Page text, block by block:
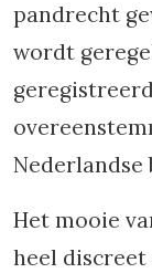
pandrecht
wordt
Het mooie
heel discreet